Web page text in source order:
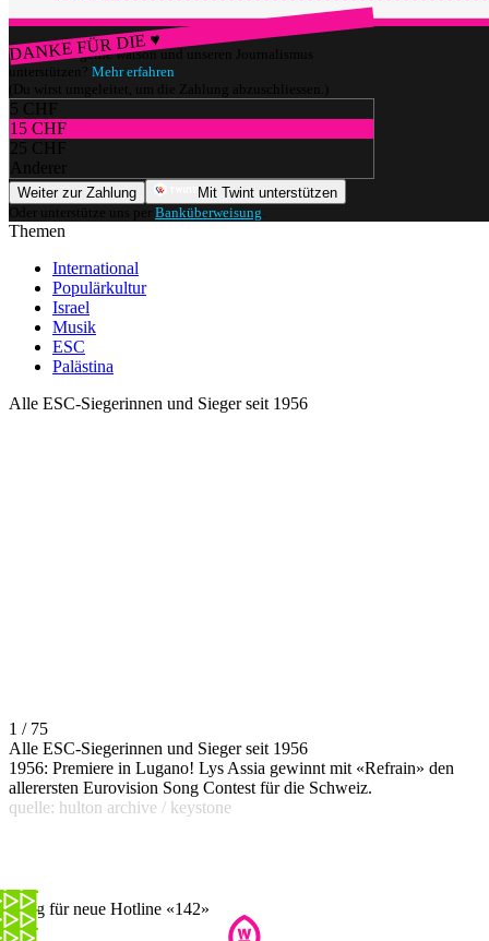
DANKE FÜR DIE ♥
Würdest du gerne watson und unseren Journalismus
unterstützen? Mehr erfahren
(Du wirst umgeleitet, um die Zahlung abzuschliessen.)
5 CHF
15 CHF
25 CHF
Anderer
Weiter zur Zahlung
Mit Twint unterstützen
Oder unterstütze uns per Banküberweisung
Themen
International
Populärkultur
Israel
Musik
ESC
Palästina
Alle ESC-Siegerinnen und Sieger seit 1956
1 / 75
Alle ESC-Siegerinnen und Sieger seit 1956
1956: Premiere in Lugano! Lys Assia gewinnt mit «Refrain» den
allerersten Eurovision Song Contest für die Schweiz.
quelle: hulton archive / keystone
Song für neue Hotline «142»